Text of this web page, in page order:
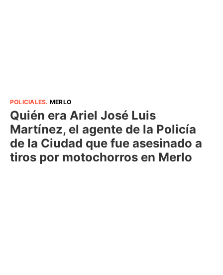
POLICIALES. MERLO
Quién era Ariel José Luis
Martínez, el agente de la Policía
de la Ciudad que fue asesinado a
tiros por motochorros en Merlo